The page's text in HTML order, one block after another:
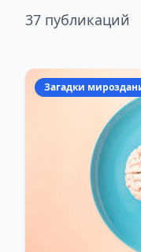
37 публикаций
Загадки